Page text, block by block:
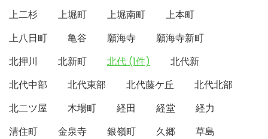
上二杉
上堀町 上堀南町
上本町
上八日町
亀谷 願海寺
願海寺新町
北押川
北新町 北代 (1件)
北代新
北代中部
北代東部 北代藤ケ丘
北代北部
北二ツ屋
木場町 経田 経堂
経力
清住町
金泉寺 銀嶺町 久郷
草島